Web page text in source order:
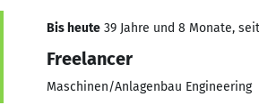
Bis heute 39 Jahre und 8 Monate, seit
Freelancer
Maschinen/Anlagenbau Engineering